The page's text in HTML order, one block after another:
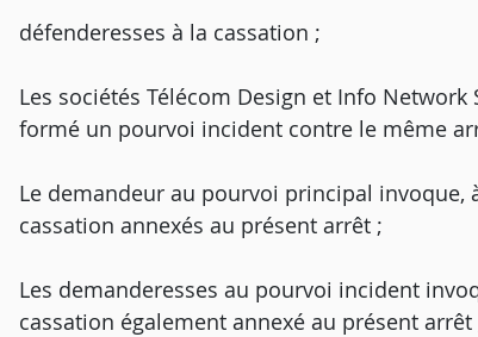
défenderesses à la cassation ;
Les sociétés Télécom Design et Info
formé un pourvoi incident contre le même
Le demandeur au pourvoi principal invoque,
cassation annexés au présent arrêt ;
Les demanderesses au pourvoi incident
cassation également annexé au présent arrêt